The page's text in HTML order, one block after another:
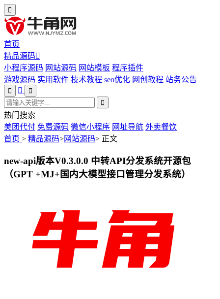
首页
精品源码
小程序源码 网站源码 网站模板 程序插件
游戏源码 实用软件 技术教程 seo优化 网创教程 站务公告
热门搜索
美团代付 免费源码 微信小程序 网址导航 外卖餐饮
首页 > 精品源码>网站源码> 正文
new-api版本V0.3.0.0 中转API分发系统开源包
（GPT +MJ+国内大模型接口管理分发系统）